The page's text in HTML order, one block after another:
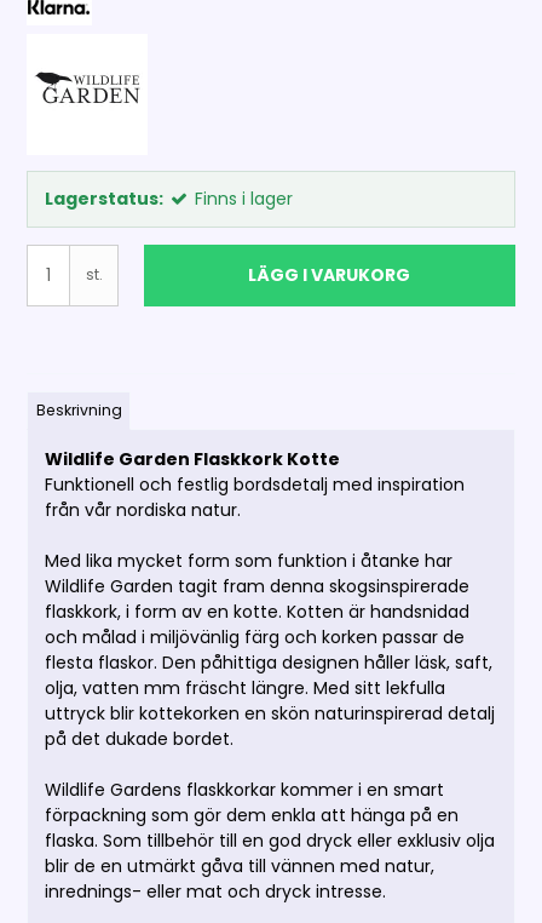
Lagerstatus: Finns i lager
st. LÄGG I VARUKORG
Beskrivning
Wildlife Garden Flaskkork Kotte
Funktionell och festlig bordsdetalj med inspiration
från vår nordiska natur.
Med lika mycket form som funktion i åtanke har
Wildlife Garden tagit fram denna skogsinspirerade
flaskkork, i form av en kotte. Kotten är handsnidad
och målad i miljövänlig färg och korken passar de
flesta flaskor. Den påhittiga designen håller läsk, saft,
olja, vatten mm fräscht längre. Med sitt lekfulla
uttryck blir kottekorken en skön naturinspirerad detalj
på det dukade bordet.
Wildlife Gardens flaskkorkar kommer i en smart
förpackning som gör dem enkla att hänga på en
flaska. Som tillbehör till en god dryck eller exklusiv olja
blir de en utmärkt gåva till vännen med natur,
inrednings- eller mat och dryck intresse.